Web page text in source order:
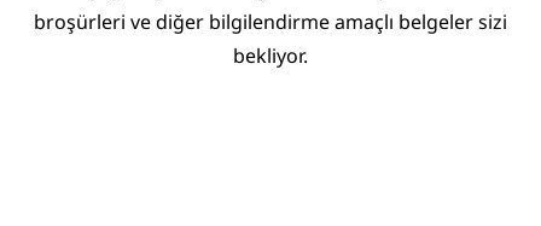
broşürleri ve diğer bilgilendirme amaçlı belgeler sizi
bekliyor.